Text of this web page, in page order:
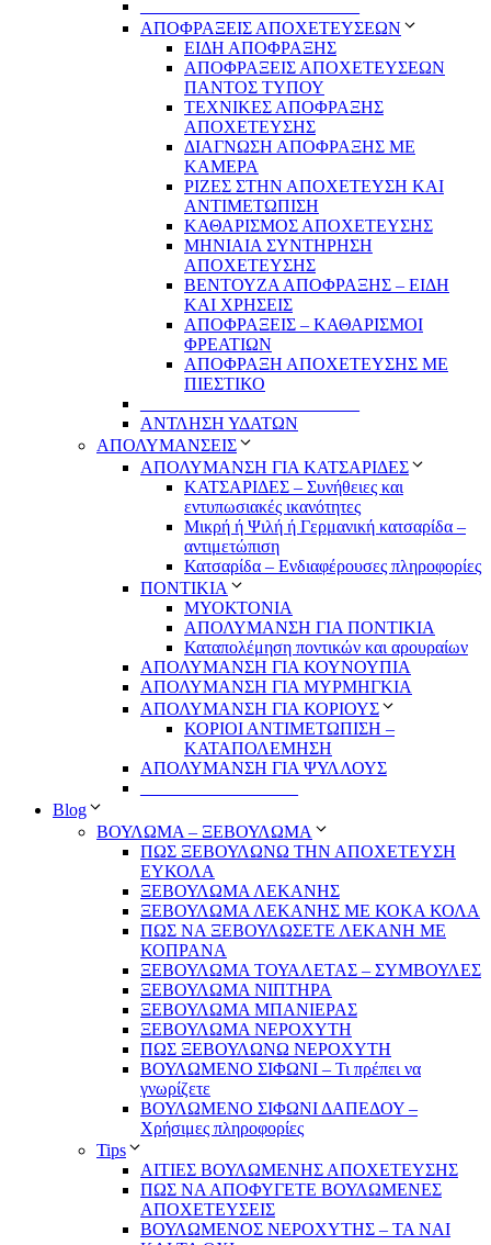
ΑΠΟΦΡΑΞΕΙΣ ΑΠΟΧΕΤΕΥΣΕΩΝ
ΕΙΔΗ ΑΠΟΦΡΑΞΗΣ
ΑΠΟΦΡΑΞΕΙΣ ΑΠΟΧΕΤΕΥΣΕΩΝ
ΠΑΝΤΟΣ ΤΥΠΟΥ
ΤΕΧΝΙΚΕΣ ΑΠΟΦΡΑΞΗΣ
ΑΠΟΧΕΤΕΥΣΗΣ
ΔΙΑΓΝΩΣΗ ΑΠΟΦΡΑΞΗΣ ΜΕ
ΚΑΜΕΡΑ
ΡΙΖΕΣ ΣΤΗΝ ΑΠΟΧΕΤΕΥΣΗ ΚΑΙ
ΑΝΤΙΜΕΤΩΠΙΣΗ
ΚΑΘΑΡΙΣΜΟΣ ΑΠΟΧΕΤΕΥΣΗΣ
ΜΗΝΙΑΙΑ ΣΥΝΤΗΡΗΣΗ
ΑΠΟΧΕΤΕΥΣΗΣ
ΒΕΝΤΟΥΖΑ ΑΠΟΦΡΑΞΗΣ – ΕΙΔΗ
ΚΑΙ ΧΡΗΣΕΙΣ
ΑΠΟΦΡΑΞΕΙΣ – ΚΑΘΑΡΙΣΜΟΙ
ΦΡΕΑΤΙΩΝ
ΑΠΟΦΡΑΞΗ ΑΠΟΧΕΤΕΥΣΗΣ ΜΕ
ΠΙΕΣΤΙΚΟ
ΑΝΤΛΗΣΗ ΥΔΑΤΩΝ
ΑΠΟΛΥΜΑΝΣΕΙΣ
ΑΠΟΛΥΜΑΝΣΗ ΓΙΑ ΚΑΤΣΑΡΙΔΕΣ
ΚΑΤΣΑΡΙΔΕΣ – Συνήθειες και
εντυπωσιακές ικανότητες
Μικρή ή Ψιλή ή Γερμανική κατσαρίδα –
αντιμετώπιση
Κατσαρίδα – Ενδιαφέρουσες πληροφορίες
ΠΟΝΤΙΚΙΑ
ΜΥΟΚΤΟΝΙΑ
ΑΠΟΛΥΜΑΝΣΗ ΓΙΑ ΠΟΝΤΙΚΙΑ
Καταπολέμηση ποντικών και αρουραίων
ΑΠΟΛΥΜΑΝΣΗ ΓΙΑ ΚΟΥΝΟΥΠΙΑ
ΑΠΟΛΥΜΑΝΣΗ ΓΙΑ ΜΥΡΜΗΓΚΙΑ
ΑΠΟΛΥΜΑΝΣΗ ΓΙΑ ΚΟΡΙΟΥΣ
ΚΟΡΙΟΙ ΑΝΤΙΜΕΤΩΠΙΣΗ –
ΚΑΤΑΠΟΛΕΜΗΣΗ
ΑΠΟΛΥΜΑΝΣΗ ΓΙΑ ΨΥΛΛΟΥΣ
Blog
ΒΟΥΛΩΜΑ – ΞΕΒΟΥΛΩΜΑ
ΠΩΣ ΞΕΒΟΥΛΩΝΩ ΤΗΝ ΑΠΟΧΕΤΕΥΣΗ
ΕΥΚΟΛΑ
ΞΕΒΟΥΛΩΜΑ ΛΕΚΑΝΗΣ
ΞΕΒΟΥΛΩΜΑ ΛΕΚΑΝΗΣ ΜΕ ΚΟΚΑ ΚΟΛΑ
ΠΩΣ ΝΑ ΞΕΒΟΥΛΩΣΕΤΕ ΛΕΚΑΝΗ ΜΕ
ΚΟΠΡΑΝΑ
ΞΕΒΟΥΛΩΜΑ ΤΟΥΑΛΕΤΑΣ – ΣΥΜΒΟΥΛΕΣ
ΞΕΒΟΥΛΩΜΑ ΝΙΠΤΗΡΑ
ΞΕΒΟΥΛΩΜΑ ΜΠΑΝΙΕΡΑΣ
ΞΕΒΟΥΛΩΜΑ ΝΕΡΟΧΥΤΗ
ΠΩΣ ΞΕΒΟΥΛΩΝΩ ΝΕΡΟΧΥΤΗ
ΒΟΥΛΩΜΕΝΟ ΣΙΦΩΝΙ – Τι πρέπει να
γνωρίζετε
ΒΟΥΛΩΜΕΝΟ ΣΙΦΩΝΙ ΔΑΠΕΔΟΥ –
Χρήσιμες πληροφορίες
Tips
ΑΙΤΙΕΣ ΒΟΥΛΩΜΕΝΗΣ ΑΠΟΧΕΤΕΥΣΗΣ
ΠΩΣ ΝΑ ΑΠΟΦΥΓΕΤΕ ΒΟΥΛΩΜΕΝΕΣ
ΑΠΟΧΕΤΕΥΣΕΙΣ
ΒΟΥΛΩΜΕΝΟΣ ΝΕΡΟΧΥΤΗΣ – TA NAI